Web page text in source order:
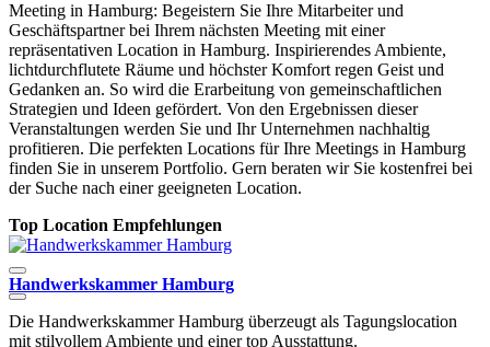
Meeting in Hamburg: Begeistern Sie Ihre Mitarbeiter und
Geschäftspartner bei Ihrem nächsten Meeting mit einer
repräsentativen Location in Hamburg. Inspirierendes Ambiente,
lichtdurchflutete Räume und höchster Komfort regen Geist und
Gedanken an. So wird die Erarbeitung von gemeinschaftlichen
Strategien und Ideen gefördert. Von den Ergebnissen dieser
Veranstaltungen werden Sie und Ihr Unternehmen nachhaltig
profitieren. Die perfekten Locations für Ihre Meetings in Hamburg
finden Sie in unserem Portfolio. Gern beraten wir Sie kostenfrei bei
der Suche nach einer geeigneten Location.
Top Location Empfehlungen
Handwerkskammer Hamburg
Die Handwerkskammer Hamburg überzeugt als Tagungslocation
mit stilvollem Ambiente und einer top Ausstattung.